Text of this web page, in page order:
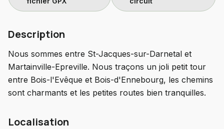
Description
Nous sommes entre St-Jacques-sur-Darnetal et
Martainville-Epreville. Nous traçons un joli petit tour
entre Bois-l'Evêque et Bois-d'Ennebourg, les chemins
sont charmants et les petites routes bien tranquilles.
Localisation